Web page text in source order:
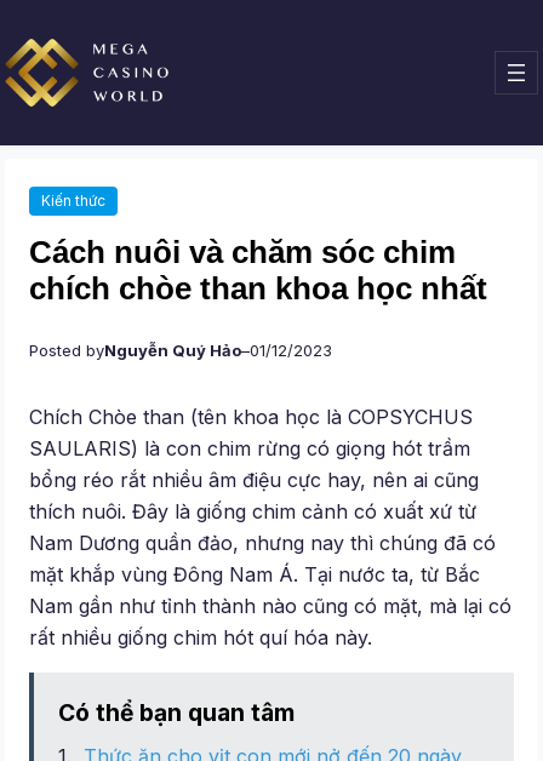
đến
phần
nội
dung
Kiến thức
Cách nuôi và chăm sóc chim
chích chòe than khoa học nhất
Posted byNguyễn Quý Hảo–01/12/2023
Chích Chòe than (tên khoa học là COPSYCHUS
SAULARIS) là con chim rừng có giọng hót trầm
bổng réo rắt nhiều âm điệu cực hay, nên ai cũng
thích nuôi. Đây là giống chim cảnh có xuất xứ từ
Nam Dương quần đảo, nhưng nay thì chúng đã có
mặt khắp vùng Đông Nam Á. Tại nước ta, từ Bắc
Nam gần như tỉnh thành nào cũng có mặt, mà lại có
rất nhiều giống chim hót quí hóa này.
Có thể bạn quan tâm